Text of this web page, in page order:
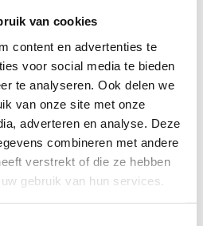
van cookies
content en advertenties te
voor social media te bieden
te analyseren. Ook delen we
van onze site met onze
adverteren en analyse. Deze
combineren met andere
verstrekt of die ze hebben
gebruik van hun services.
Drenthe
ligt een grote
omgeven door een bos.
spelen en zwemmen. In het
paden waar je kunt
heide. En wil je meer
kun je uiteraard met je
(Foto: © 825545 van